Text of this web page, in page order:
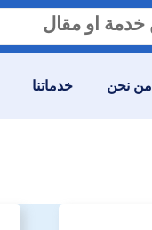
من نحن خدماتنا